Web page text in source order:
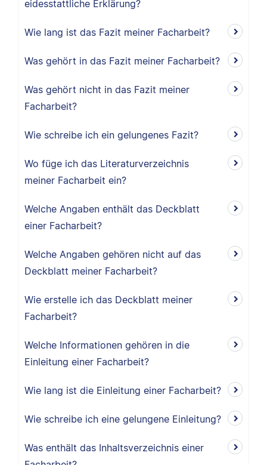
eidesstattliche Erklärung?
Wie lang ist das Fazit meiner Facharbeit?
Was gehört in das Fazit meiner Facharbeit?
Was gehört nicht in das Fazit meiner
Facharbeit?
Wie schreibe ich ein gelungenes Fazit?
Wo füge ich das Literaturverzeichnis
meiner Facharbeit ein?
Welche Angaben enthält das Deckblatt
einer Facharbeit?
Welche Angaben gehören nicht auf das
Deckblatt meiner Facharbeit?
Wie erstelle ich das Deckblatt meiner
Facharbeit?
Welche Informationen gehören in die
Einleitung einer Facharbeit?
Wie lang ist die Einleitung einer Facharbeit?
Wie schreibe ich eine gelungene Einleitung?
Was enthält das Inhaltsverzeichnis einer